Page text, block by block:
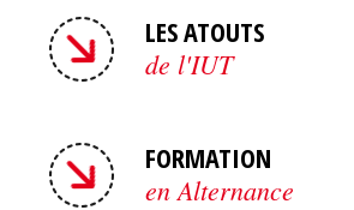
LES ATOUTS
de l'IUT
FORMATION
en Alternance